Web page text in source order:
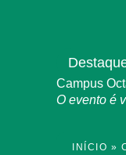
Campus
O evento é
INÍCIO »